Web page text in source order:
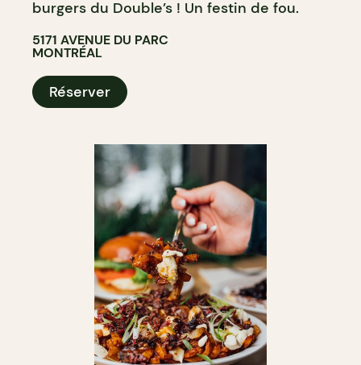
burgers du Double’s ! Un festin de fou.
5171 AVENUE DU PARC
MONTRÉAL
Réserver